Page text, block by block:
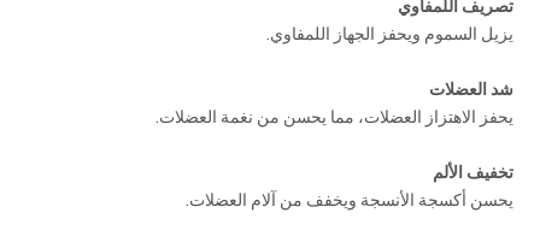
تصريف اللمفاوي
يزيل السموم ويحفز الجهاز اللمفاوي.
شد العضلات
يحفز الاهتزاز العضلات، مما يحسن من نغمة العضلات.
تخفيف الألم
يحسن أكسجة الأنسجة ويخفف من آلام العضلات.